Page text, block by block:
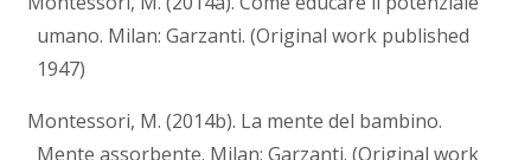
umano. Milan: Garzanti. (Original work published
1947)
Montessori, M. (2014b). La mente del bambino.
Mente assorbente. Milan: Garzanti. (Original work